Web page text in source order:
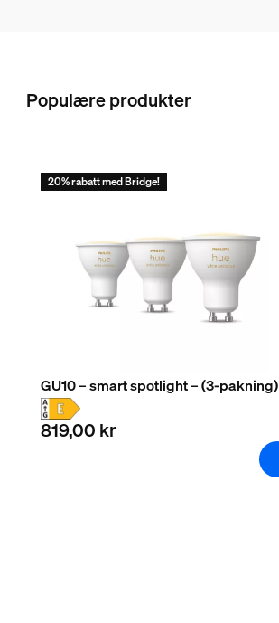
Populære produkter
20% rabatt med Bridge!
GU10 – smart spotlight – (3-pakning)
819,00 kr